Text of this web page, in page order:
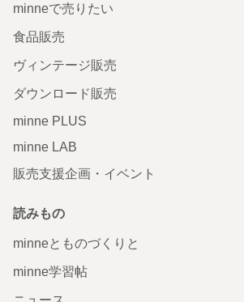
minneで売りたい
食品販売
ヴィンテージ販売
ダウンロード販売
minne PLUS
minne LAB
販売支援企画・イベント
読みもの
minneとものづくりと
minne学習帖